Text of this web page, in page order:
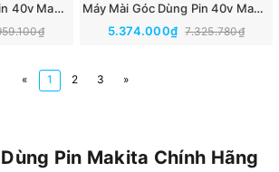
Máy Mài Góc Dùng Pin 40v Makita GA039GZ(Thân Máy)(BL/XLOCK)
Máy Mài Góc Dùng Pin 40v Makita GA029GZ(Thân Máy)(BL)
5.374.000₫ 7.325.780₫
« 1 2 3 »
Pin Makita Chính Hãng